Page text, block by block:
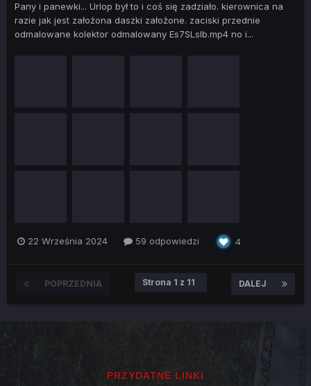
Pany i panewki... Urlop był to i coś się zadziało. kierownica na
razie jak jest założona daszki założone. zaciski przednie
odmalowane kolektor odmalowany Es7SLslb.mp4 no i...
22 Września 2024 59 odpowiedzi 4
POPRZEDNIA DALEJ
Strona 1 z 11
PRZYDATNE LINKI